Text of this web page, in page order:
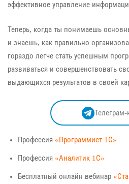
эффективное управление
Теперь, когда ты понимаешь
и знаешь, как правильно
гораздо легче стать успешным
развиваться и совершенствовать
выдающихся результатов в своей
Телеграм-
Профессия «Программист 1С»
Профессия «Аналитик 1С»
Бесплатный онлайн вебинар